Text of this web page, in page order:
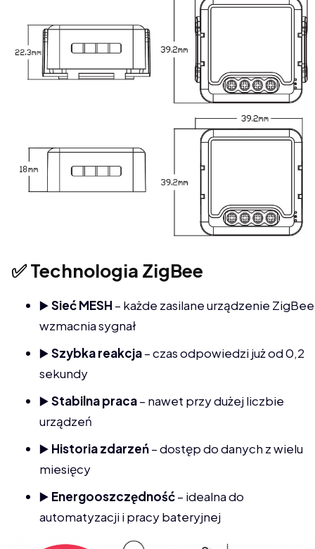
✅ Technologia ZigBee
▶️Sieć MESH – każde zasilane urządzenie ZigBee
wzmacnia sygnał
▶️Szybka reakcja– czas odpowiedzi już od 0,2
sekundy
▶️Stabilna praca– nawet przy dużej liczbie
urządzeń
▶️ Historia zdarzeń– dostęp do danych z wielu
miesięcy
▶️ Energooszczędność– idealna do
automatyzacji i pracy bateryjnej